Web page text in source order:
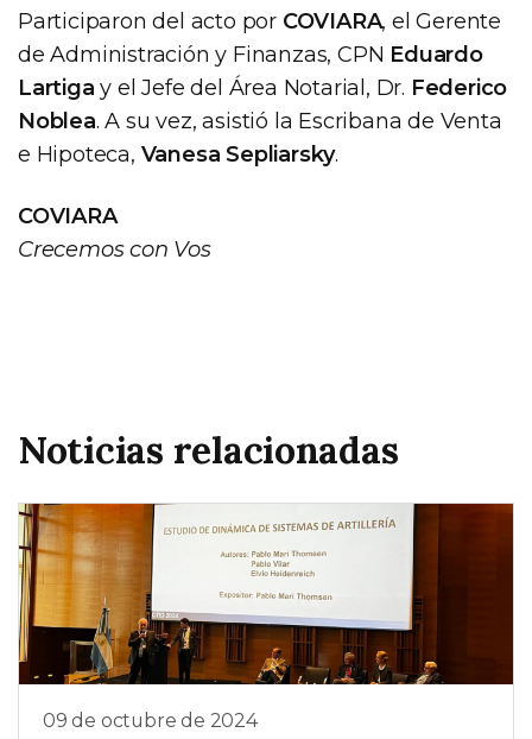
Participaron del acto por COVIARA, el Gerente
de Administración y Finanzas, CPN Eduardo
Lartiga y el Jefe del Área Notarial, Dr. Federico
Noblea. A su vez, asistió la Escribana de Venta
e Hipoteca, Vanesa Sepliarsky.
COVIARA
Crecemos con Vos
Noticias relacionadas
09 de octubre de 2024